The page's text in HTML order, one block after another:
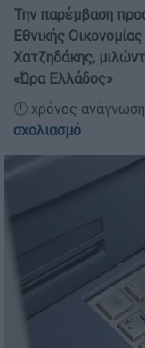
Την παρέμβαση
Εθνικής
Χατζηδάκης,
«Ώρα Ελλάδος»
🕛 χρόνος
σχολιασμό